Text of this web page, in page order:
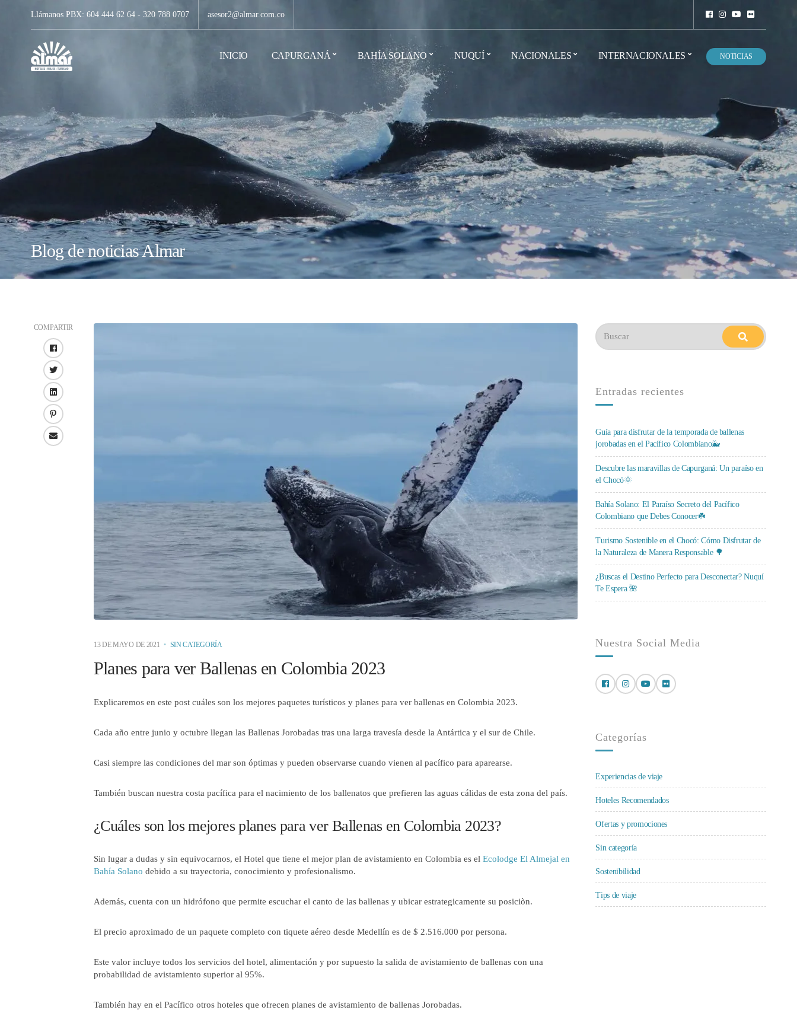
Llámanos PBX: 604 444 62 64 - 320 788 0707 asesor2@almar.com.co
INICIO CAPURGANÁ BAHÍA SOLANO NUQUÍ NACIONALES INTERNACIONALES NOTICIAS
Blog de noticias Almar
COMPARTIR
Facebook
Twitter
LinkedIn
Pinterest
Email
13 DE MAYO DE 2021 SIN CATEGORÍA
Planes para ver Ballenas en Colombia 2023
Explicaremos en este post cuáles son los mejores paquetes turísticos y planes para ver ballenas en Colombia 2023.
Cada año entre junio y octubre llegan las Ballenas Jorobadas tras una larga travesía desde la Antártica y el sur de Chile.
Casi siempre las condiciones del mar son óptimas y pueden observarse cuando vienen al pacífico para aparearse.
También buscan nuestra costa pacífica para el nacimiento de los ballenatos que prefieren las aguas cálidas de esta zona del país.
¿Cuáles son los mejores planes para ver Ballenas en Colombia 2023?
Sin lugar a dudas y sin equivocarnos, el Hotel que tiene el mejor plan de avistamiento en Colombia es el Ecolodge El Almejal en
Bahía Solano debido a su trayectoria, conocimiento y profesionalismo.
Además, cuenta con un hidrófono que permite escuchar el canto de las ballenas y ubicar estrategicamente su posiciòn.
El precio aproximado de un paquete completo con tiquete aéreo desde Medellín es de $ 2.516.000 por persona.
Este valor incluye todos los servicios del hotel, alimentación y por supuesto la salida de avistamiento de ballenas con una
probabilidad de avistamiento superior al 95%.
También hay en el Pacífico otros hoteles que ofrecen planes de avistamiento de ballenas Jorobadas.
Entradas recientes
Guía para disfrutar de la temporada de ballenas
jorobadas en el Pacífico Colombiano🐳
Descubre las maravillas de Capurganá: Un paraíso en
el Chocó🌞
Bahía Solano: El Paraíso Secreto del Pacífico
Colombiano que Debes Conocer☘️
Turismo Sostenible en el Chocó: Cómo Disfrutar de
la Naturaleza de Manera Responsable 🌳
¿Buscas el Destino Perfecto para Desconectar? Nuquí
Te Espera 🌺
Nuestra Social Media
Categorías
Experiencias de viaje
Hoteles Recomendados
Ofertas y promociones
Sin categoría
Sostenibilidad
Tips de viaje